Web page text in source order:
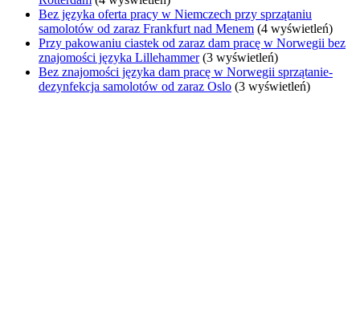
Bez języka oferta pracy w Niemczech przy sprzątaniu
samolotów od zaraz Frankfurt nad Menem (4 wyświetleń)
Przy pakowaniu ciastek od zaraz dam pracę w Norwegii bez
znajomości języka Lillehammer(3 wyświetleń)
Bez znajomości języka dam pracę w Norwegii sprzątanie-
dezynfekcja samolotów od zaraz Oslo (3 wyświetleń)